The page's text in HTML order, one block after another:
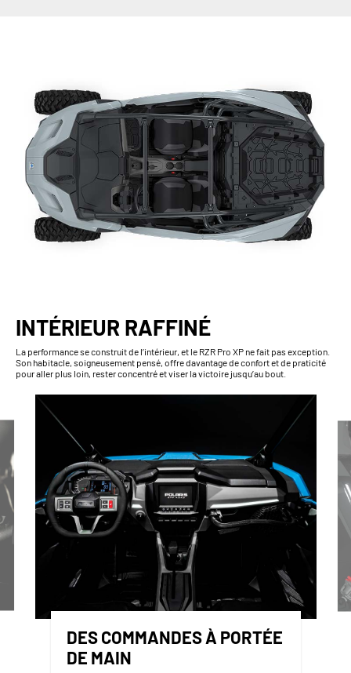
INTÉRIEUR RAFFINÉ
La performance se construit de l’intérieur, et le RZR Pro XP ne fait pas exception.
Son habitacle, soigneusement pensé, offre davantage de confort et de praticité
pour aller plus loin, rester concentré et viser la victoire jusqu’au bout.
DES COMMANDES À PORTÉE
DE MAIN